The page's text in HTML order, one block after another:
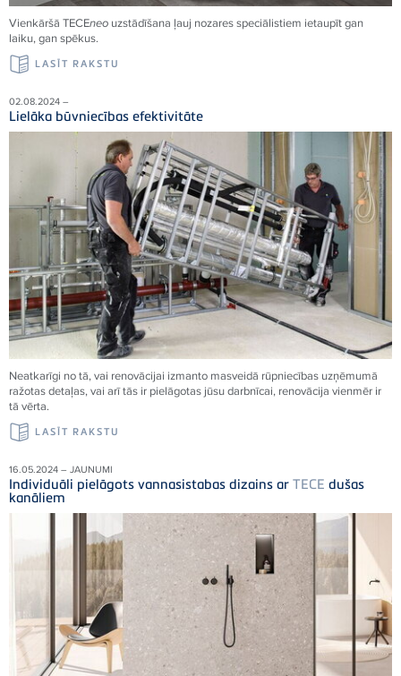
Vienkāršā TECEneo uzstādīšana ļauj nozares speciālistiem ietaupīt gan
laiku, gan spēkus.
LASĪT RAKSTU
02.08.2024 –
Lielāka būvniecības efektivitāte
Neatkarīgi no tā, vai renovācijai izmanto masveidā rūpniecības uzņēmumā
ražotas detaļas, vai arī tās ir pielāgotas jūsu darbnīcai, renovācija vienmēr ir
tā vērta.
LASĪT RAKSTU
16.05.2024 – JAUNUMI
Individuāli pielāgots vannasistabas dizains ar TECE dušas
kanāliem